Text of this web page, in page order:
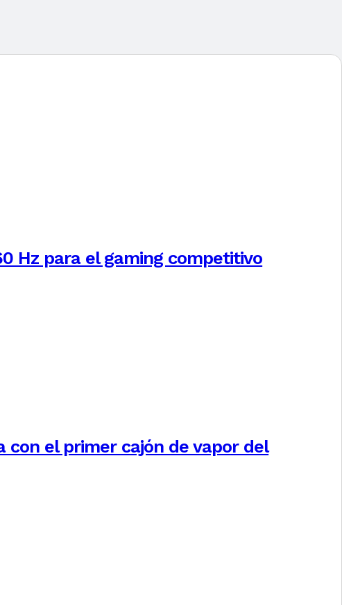
Hz para el gaming competitivo
con el primer cajón de vapor del